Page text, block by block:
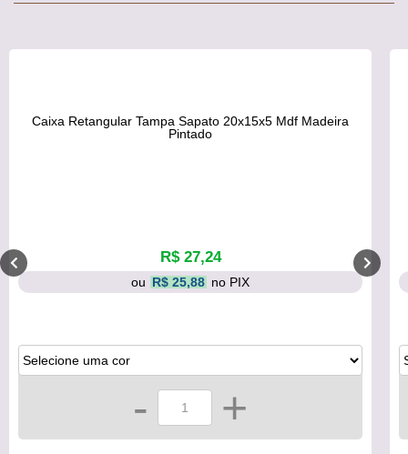
Caixa Retangular Tampa Sapato 20x15x5 Mdf Madeira
Pintado
R$ 27,24
ou R$ 25,88 no PIX
- +